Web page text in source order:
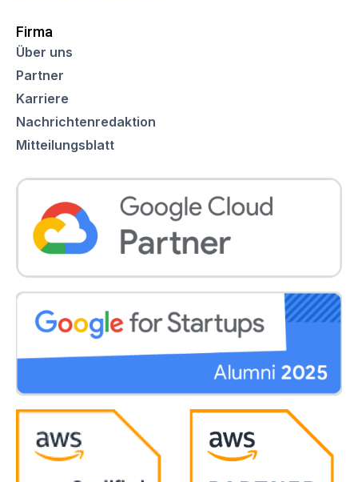
Firma
Über uns
Partner
Karriere
Nachrichtenredaktion
Mitteilungsblatt